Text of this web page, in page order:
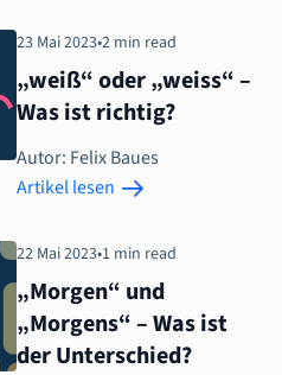
23 Mai 2023•2 min read
„weiß“ oder „weiss“ –
Was ist richtig?
Autor: Felix Baues
Artikel lesen
22 Mai 2023•1 min read
„Morgen“ und
„Morgens“ – Was ist
der Unterschied?